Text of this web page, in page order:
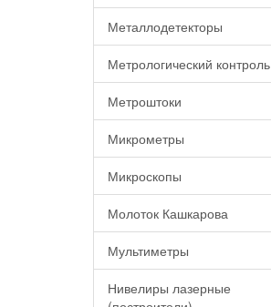
Металлодетекторы
Метрологический контроль
Метроштоки
Микрометры
Микроскопы
Молоток Кашкарова
Мультиметры
Нивелиры лазерные